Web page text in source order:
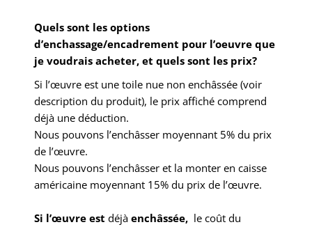
Quels sont les options
d’enchassage/encadrement pour l’oeuvre que
je voudrais acheter, et quels sont les prix?
Si l’œuvre est une toile nue non enchâssée (voir
description du produit), le prix affiché comprend
déjà une déduction.
Nous pouvons l’enchâsser moyennant 5% du prix
de l’œuvre.
Nous pouvons l’enchâsser et la monter en caisse
américaine moyennant 15% du prix de l’œuvre.
Si l’œuvre est déjà enchâssée, le coût du